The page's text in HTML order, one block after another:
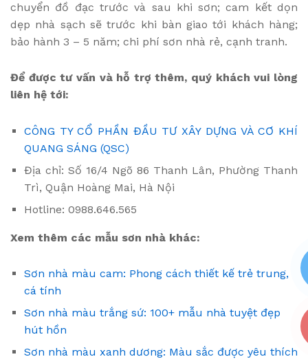
chuyển đồ đạc trước và sau khi sơn; cam kết dọn
dẹp nhà sạch sẽ trước khi bàn giao tới khách hàng;
bảo hành 3 – 5 năm; chi phí sơn nhà rẻ, cạnh tranh.
Để được tư vấn và hỗ trợ thêm, quý khách vui lòng
liên hệ tới:
CÔNG TY CỔ PHẦN ĐẦU TƯ XÂY DỰNG VÀ CƠ KHÍ
QUANG SÁNG (QSC)
Địa chỉ: Số 16/4 Ngõ 86 Thanh Lân, Phường Thanh
Trì, Quận Hoàng Mai, Hà Nội
Hotline: 0988.646.565
Xem thêm các mẫu sơn nhà khác:
Sơn nhà màu cam: Phong cách thiết kế trẻ trung,
cá tính
Sơn nhà màu trắng sứ: 100+ mẫu nhà tuyệt đẹp
hút hồn
Sơn nhà màu xanh dương: Màu sắc được yêu thích